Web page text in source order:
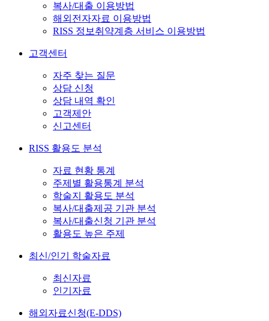
복사/대출 이용방법
해외전자자료 이용방법
RISS 정보취약계층 서비스 이용방법
고객센터
자주 찾는 질문
상담 신청
상담 내역 확인
고객제안
신고센터
RISS 활용도 분석
자료 현황 통계
주제별 활용통계 분석
학술지 활용도 분석
복사/대출제공 기관 분석
복사/대출신청 기관 분석
활용도 높은 주제
최신/인기 학술자료
최신자료
인기자료
해외자료신청(E-DDS)